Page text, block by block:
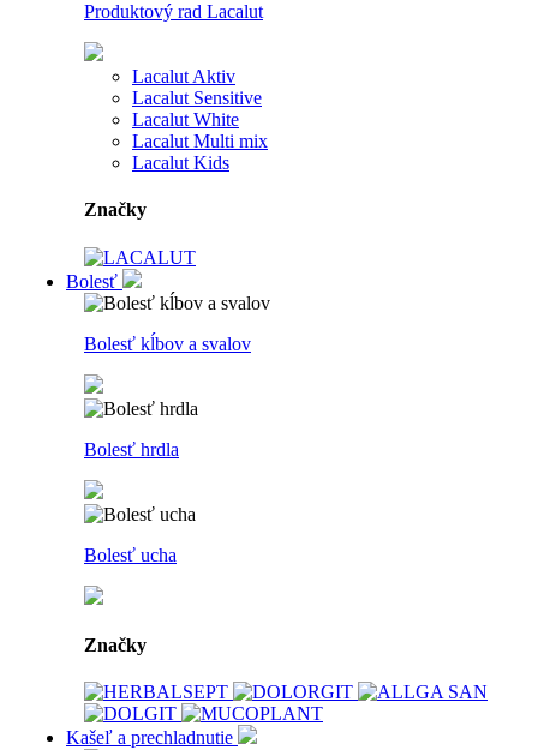
Produktový rad Lacalut
Lacalut Aktiv
Lacalut Sensitive
Lacalut White
Lacalut Multi mix
Lacalut Kids
Značky
Bolesť
Bolesť kĺbov a svalov
Bolesť hrdla
Bolesť ucha
Značky
Kašeľ a prechladnutie